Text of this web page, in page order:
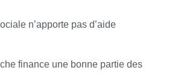
n’apporte pas d’aide
finance une bonne partie des